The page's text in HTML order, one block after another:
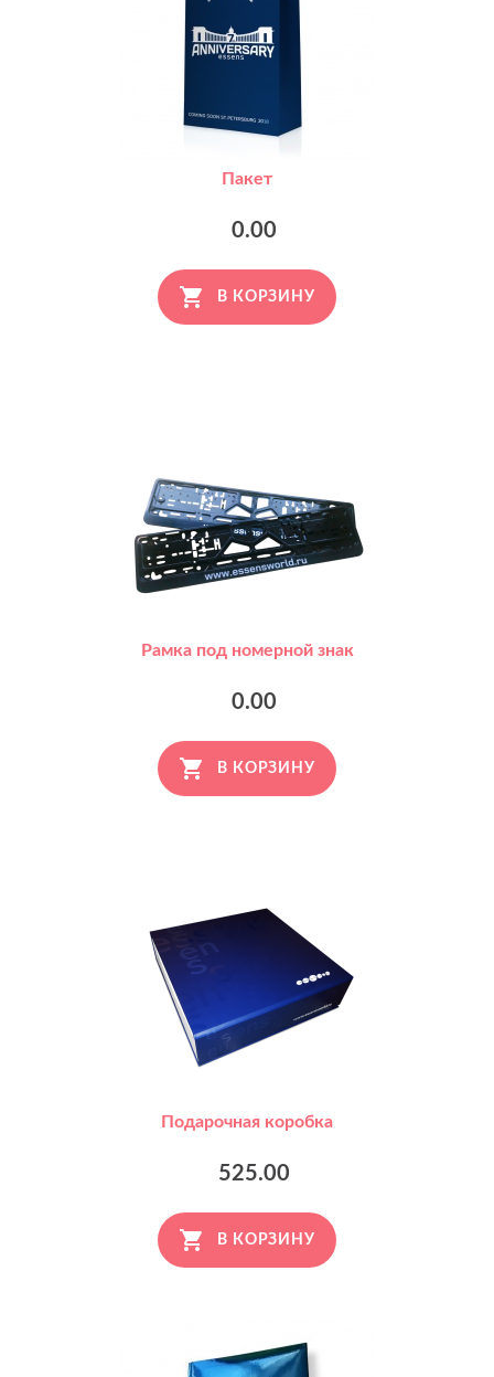
Пакет
0.00
В КОРЗИНУ
Рамка под номерной знак
0.00
В КОРЗИНУ
Подарочная коробка
525.00
В КОРЗИНУ